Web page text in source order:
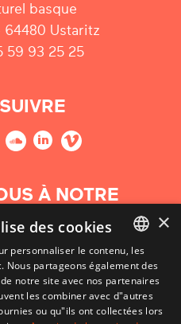
basque
64480 Ustaritz
59 93 25 25
À NOTRE
S'abonner
BASQUE
FRENCH
×
des cookies
personnaliser le contenu, les
Nous partageons également des
notre site avec nos partenaires
les combiner avec d"autres
ou qu"ils ont collectées lors